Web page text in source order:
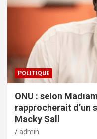
POLITIQUE
ONU : selon
rapprocherait d’un
Macky Sall
admin